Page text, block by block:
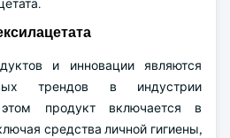
и инновации являются
трендов в индустрии
этом продукт включается в
средства личной гигиены,